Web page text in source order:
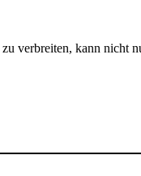
zu verbreiten, kann nicht